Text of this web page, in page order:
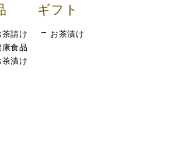
茶請け
康食品
茶漬け
ギフト
お茶漬け